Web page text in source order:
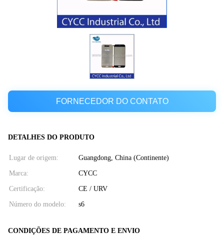
FORNECEDOR DO CONTATO
DETALHES DO PRODUTO
Lugar de origem: Guangdong, China (Continente)
Marca: CYCC
Certificação: CE / URV
Número do modelo: s6
CONDIÇÕES DE PAGAMENTO E ENVIO